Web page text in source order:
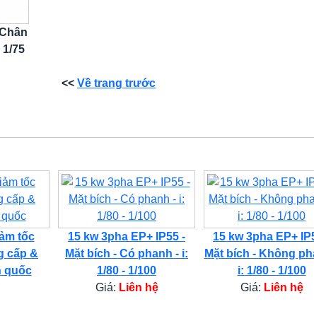
1/75
<< Về trang trước
tốc
cấp &
quốc
15 kw 3pha EP+ IP55 -
Mặt bích - Có phanh - i:
1/80 - 1/100
Giá: Liên hệ
15 kw 3pha EP+
Mặt bích - Không
i: 1/80 - 1/100
Giá: Liên hệ